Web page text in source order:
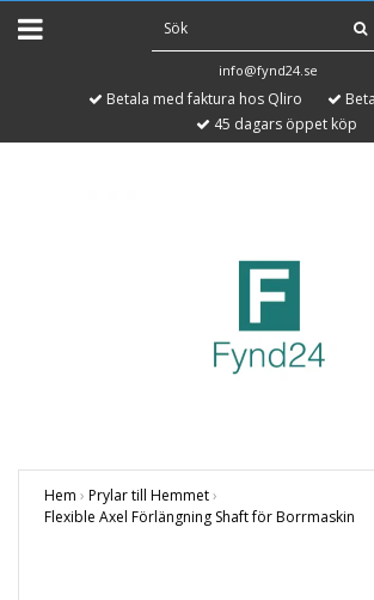
info@fynd24.se
Betala med faktura hos Qliro
45 dagars öppet köp
Hem › Prylar till Hemmet›
Flexible Axel Förlängning Shaft för Borrmaskin